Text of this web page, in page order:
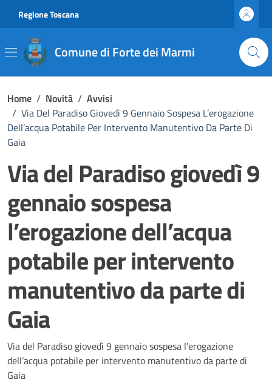
Regione Toscana
Comune di Forte dei Marmi
Home / Novità / Avvisi
/ Via Del Paradiso Giovedì 9 Gennaio Sospesa L’erogazione
Dell’acqua Potabile Per Intervento Manutentivo Da Parte Di
Gaia
Via del Paradiso giovedì 9
gennaio sospesa
l’erogazione dell’acqua
potabile per intervento
manutentivo da parte di
Gaia
Dettagli della notizia
Via del Paradiso giovedì 9 gennaio sospesa l'erogazione
dell’acqua potabile per intervento manutentivo da parte di
Gaia